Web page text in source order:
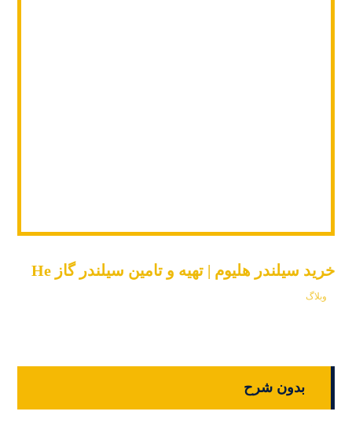
خرید سیلندر هلیوم | تهیه و تامین سیلندر گاز He
وبلاگ
بدون شرح